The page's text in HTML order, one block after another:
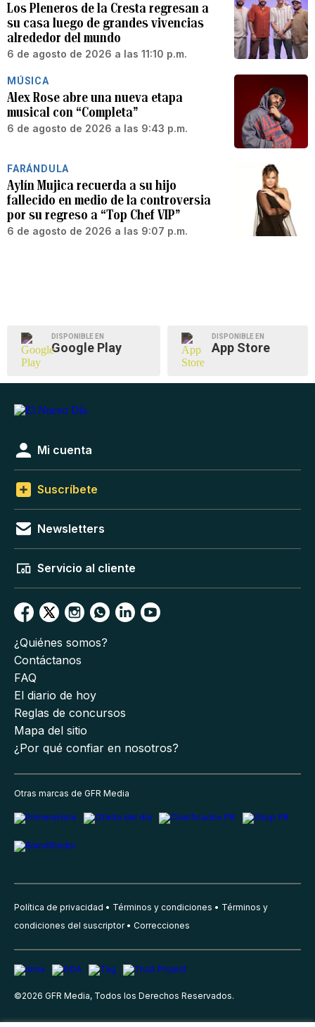
Los Pleneros de la Cresta regresan a
su casa luego de grandes vivencias
alrededor del mundo
6 de agosto de 2026 a las 11:10 p.m.
MÚSICA
Alex Rose abre una nueva etapa
musical con “Completa”
6 de agosto de 2026 a las 9:43 p.m.
FARÁNDULA
Aylín Mujica recuerda a su hijo
fallecido en medio de la controversia
por su regreso a “Top Chef VIP”
6 de agosto de 2026 a las 9:07 p.m.
DISPONIBLE EN
Google Play
DISPONIBLE EN
App Store
Mi cuenta
Suscríbete
Newsletters
Servicio al cliente
¿Quiénes somos?
Contáctanos
FAQ
El diario de hoy
Reglas de concursos
Mapa del sitio
¿Por qué confiar en nosotros?
Otras marcas de GFR Media
Política de privacidad Términos y condiciones
Términos y
condiciones del suscriptor
Correcciones
©2026 GFR Media, Todos los Derechos Reservados.